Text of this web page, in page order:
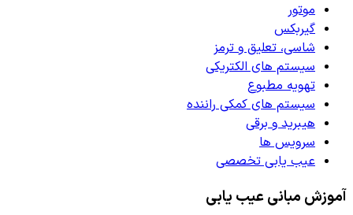
موتور
گیربکس
شاسی، تعلیق و ترمز
سیستم های الکتریکی
تهویه مطبوع
سیستم های کمکی راننده
هیبرید و برقی
سرویس ها
عیب یابی تخصصی
آموزش مبانی عیب یابی